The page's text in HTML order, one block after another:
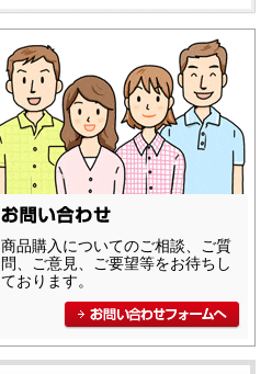
商品購入についてのご相談、ご質
問、ご意見、ご要望等をお待ちし
ております。